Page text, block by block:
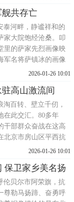
萧国生》一文中指
生于湖南浏阳一个贫
共存亡
泰河畔，静谧祥和的
家大院饱经沧桑。叩
里的萨家先烈画像映
军名将萨镇冰的画像
孙、海军抗日英雄萨
璃橱柜里，寄托着对
武官不惜死的萨氏家
2026-01-26 10:01
高山激流间
百转、壁立千仞，
在此交汇。80多年
干部群众奋战在这高
京市房山区平西抗
烈士纪念碑(7月1日
合县七区区委书记晋
送晋耀臣的20多里路
2026-01-26 10:01
保卫家乡美名扬
伦贝尔市阿荣旗，抗
尊勒马扬蹄、奋勇呼